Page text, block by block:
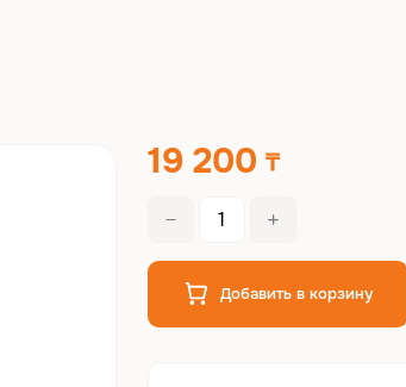
19 200
Добавить в корзину